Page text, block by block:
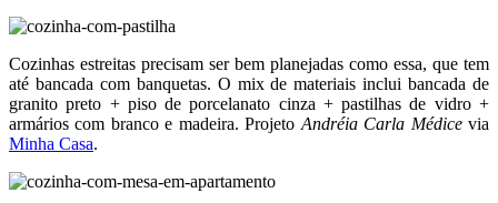
Cozinhas estreitas precisam ser bem planejadas como essa, que tem
até bancada com banquetas. O mix de materiais inclui bancada de
granito preto + piso de porcelanato cinza + pastilhas de vidro +
armários com branco e madeira. Projeto Andréia Carla Médicevia
Minha Casa.